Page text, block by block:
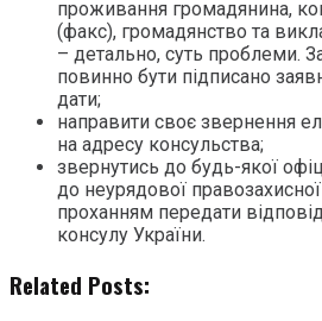
проживання громадянина,
(факс), громадянство та
– детально, суть проблеми.
повинно бути підписано
дати;
направити своє звернення
на адресу консульства;
звернутись до будь-якої
до неурядової правозахисної
проханням передати
консулу України.
Related Posts: